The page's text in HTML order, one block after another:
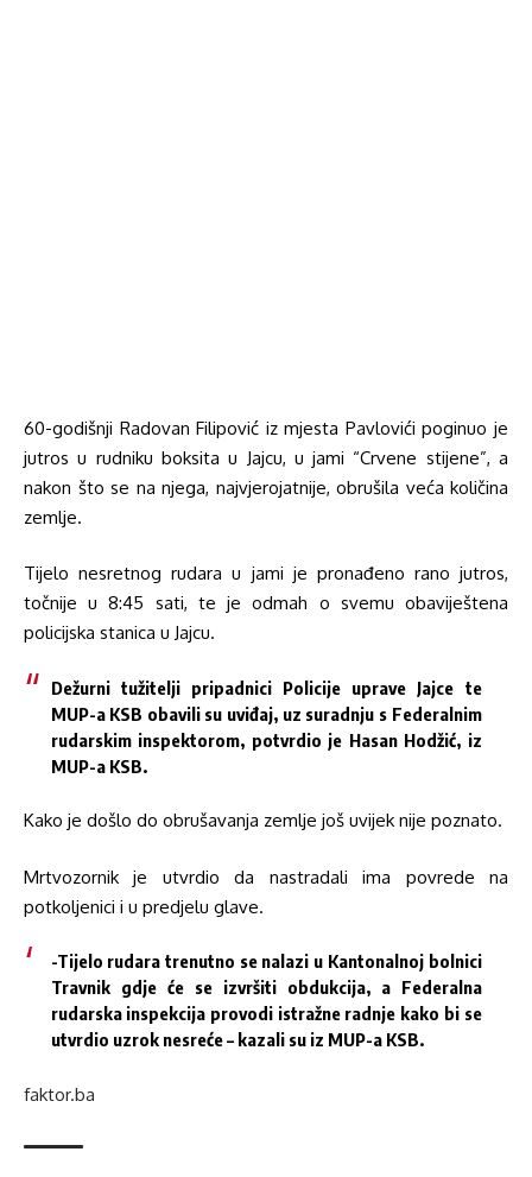
60-godišnji Radovan Filipović iz mjesta Pavlovići poginuo je
jutros u rudniku boksita u Jajcu, u jami “Crvene stijene”, a
nakon što se na njega, najvjerojatnije, obrušila veća količina
zemlje.
Tijelo nesretnog rudara u jami je pronađeno rano jutros,
točnije u 8:45 sati, te je odmah o svemu obaviještena
policijska stanica u Jajcu.
Dežurni tužitelji pripadnici Policije uprave Jajce te
MUP-a KSB obavili su uviđaj, uz suradnju s Federalnim
rudarskim inspektorom, potvrdio je Hasan Hodžić, iz
MUP-a KSB.
Kako je došlo do obrušavanja zemlje još uvijek nije poznato.
Mrtvozornik je utvrdio da nastradali ima povrede na
potkoljenici i u predjelu glave.
-Tijelo rudara trenutno se nalazi u Kantonalnoj bolnici
Travnik gdje će se izvršiti obdukcija, a Federalna
rudarska inspekcija provodi istražne radnje kako bi se
utvrdio uzrok nesreće – kazali su iz MUP-a KSB.
faktor.ba